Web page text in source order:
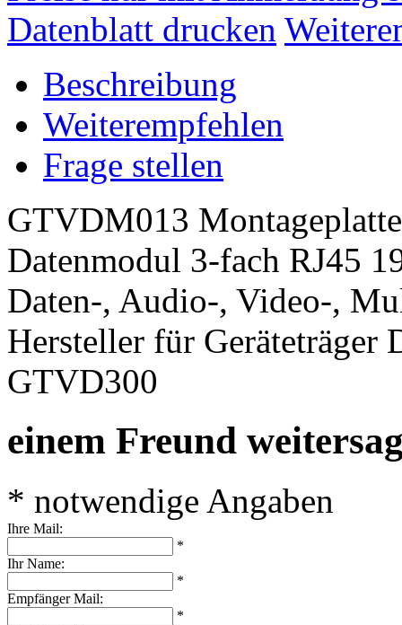
Datenblatt drucken
Beschreibung
Weiterempfehlen
Frage stellen
GTVDM013
Datenmodul 3-fach RJ45
Daten-, Audio-, Video-,
Hersteller für Geräteträger
GTVD300
einem Freund
* notwendige Angaben
Ihre Mail:
*
Ihr Name:
*
Empfänger Mail:
*